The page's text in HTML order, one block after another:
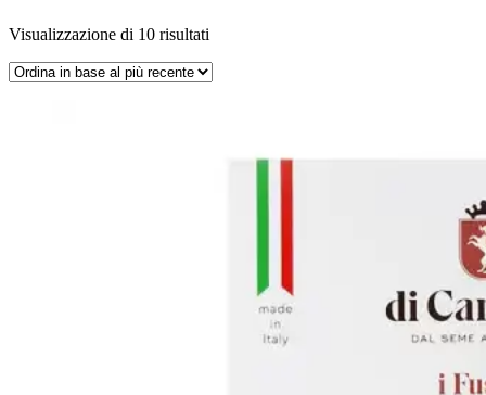
Visualizzazione di 10 risultati